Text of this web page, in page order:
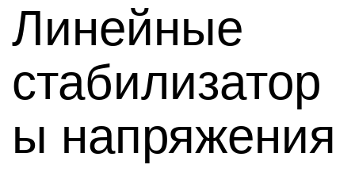
Линейные
стабилизатор
ы напряжения